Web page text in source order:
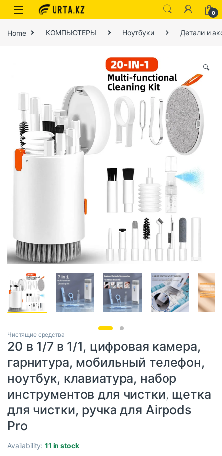
0
Home КОМПЬЮТЕРЫ Ноутбуки Детали и
🔍
Чистящие средства
20 в 1/7 в 1/1, цифровая камера,
гарнитура, мобильный телефон,
ноутбук, клавиатура, набор
инструментов для чистки, щетка
для чистки, ручка для Airpods
Pro
Availability:11 in stock